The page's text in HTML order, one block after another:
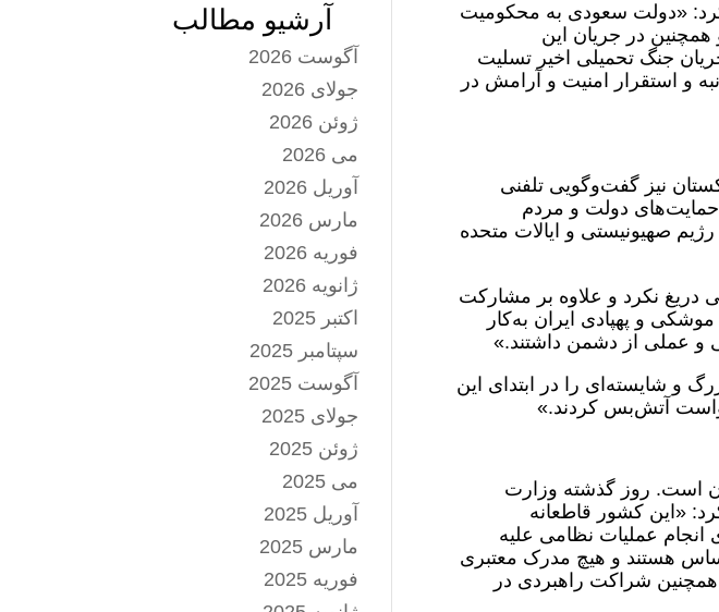
کرد: «دولت سعودی به محکومیت
در جریان این
جنگ تحمیلی اخیر تسلیت
و استقرار امنیت و آرامش در
نیز گفت‌وگویی تلفنی
دولت و مردم
صهیونیستی و ایالات متحده
دریغ نکرد و علاوه بر مشارکت
و پهپادی ایران به‌کار
و عملی از دشمن داشتند.»
و شایسته‌ای را در ابتدای این
آتش‌بس کردند.»
است. روز گذشته وزارت
«این کشور قاطعانه
انجام عملیات نظامی علیه
هستند و هیچ مدرک معتبری
همچنین شراکت راهبردی در
آرشیو مطالب
آگوست 2026
جولای 2026
ژوئن 2026
می 2026
آوریل 2026
مارس 2026
فوریه 2026
ژانویه 2026
اکتبر 2025
سپتامبر 2025
آگوست 2025
جولای 2025
ژوئن 2025
می 2025
آوریل 2025
مارس 2025
فوریه 2025